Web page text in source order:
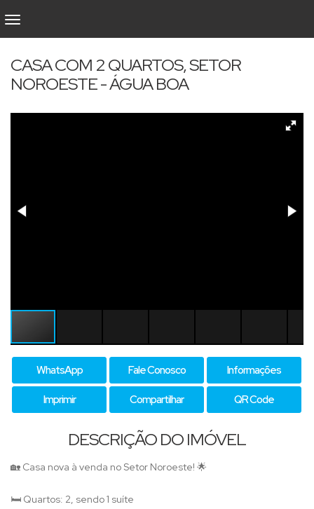
CASA COM 2 QUARTOS, SETOR
NOROESTE - ÁGUA BOA
WhatsApp Fale Conosco Informações
Imprimir Compartilhar QR Code
DESCRIÇÃO DO IMÓVEL
🏡 Casa nova à venda no Setor Noroeste! 🌟
🛏️ Quartos: 2, sendo 1 suíte